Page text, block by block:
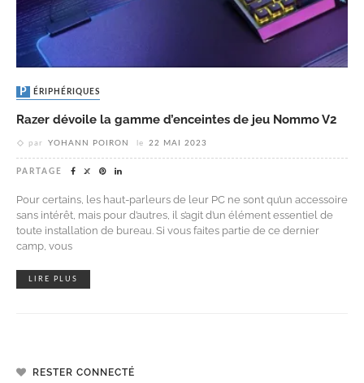
PÉRIPHÉRIQUES
Razer dévoile la gamme d’enceintes de jeu Nommo V2
par YOHANN POIRON le 22 MAI 2023
PARTAGE
Pour certains, les haut-parleurs de leur PC ne sont qu’un accessoire
sans intérêt, mais pour d’autres, il s’agit d’un élément essentiel de
toute installation de bureau. Si vous faites partie de ce dernier
camp, vous
LIRE PLUS
RESTER CONNECTÉ